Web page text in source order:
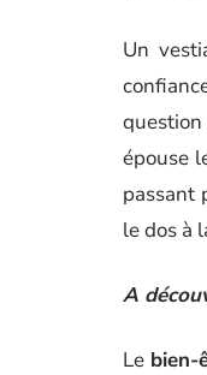
Un
question
épouse
passant
le dos à
A
Le bien-